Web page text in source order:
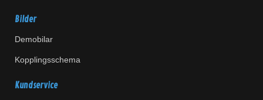
Bilder
Demobilar
Kopplingsschema
Kundservice